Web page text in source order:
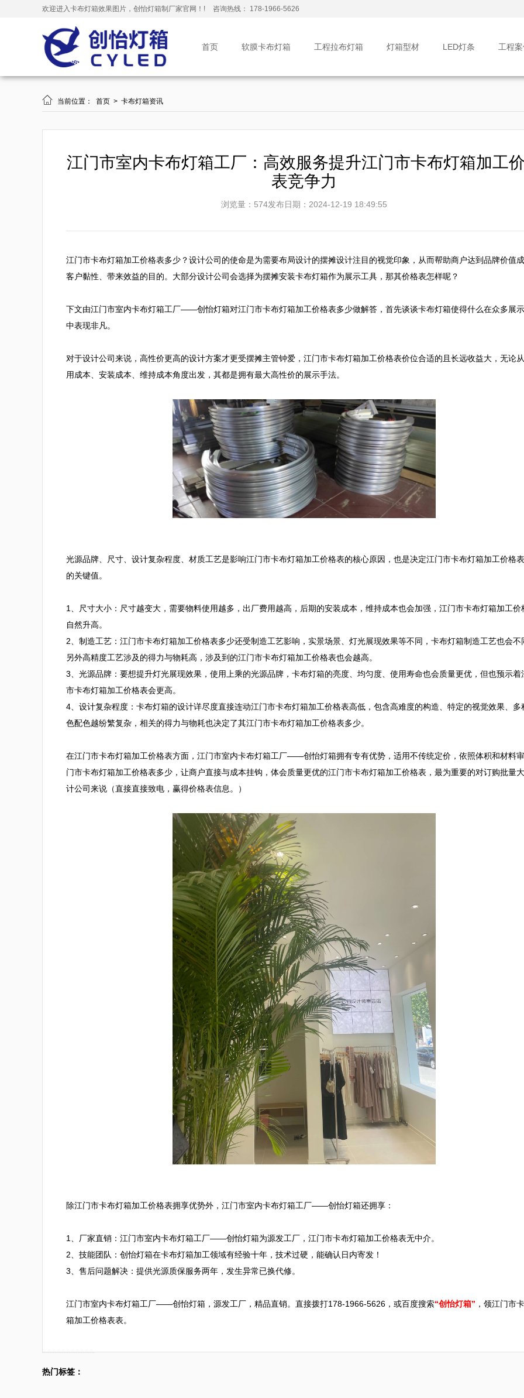
欢迎进入卡布灯箱效果图片，创怡灯箱制厂家官网！! 咨询热线： 178-1966-5626
首页 软膜卡布灯箱 工程拉布灯箱 灯箱型材 LED灯条 工程
 当前位置： 首页 > 卡布灯箱资讯
江门市室内卡布灯箱工厂：高效服务提升江门市卡布灯箱加工
表竞争力
浏览量：574发布日期：2024-12-19 18:49:55
江门市卡布灯箱加工价格表多少？设计公司的使命是为需要布局设计的摆摊设计注目的视觉印象，从而帮助商户达到品牌价值
客户黏性、带来效益的目的。大部分设计公司会选择为摆摊安装卡布灯箱作为展示工具，那其价格表怎样呢？
下文由江门市室内卡布灯箱工厂——创怡灯箱对江门市卡布灯箱加工价格表多少做解答，首先谈谈卡布灯箱使得什么在众多展
中表现非凡。
对于设计公司来说，高性价更高的设计方案才更受摆摊主管钟爱，江门市卡布灯箱加工价格表价位合适的且长远收益大，无论
用成本、安装成本、维持成本角度出发，其都是拥有最大高性价的展示手法。
光源品牌、尺寸、设计复杂程度、材质工艺是影响江门市卡布灯箱加工价格表的核心原因，也是决定江门市卡布灯箱加工价格
的关键值。
1、尺寸大小：尺寸越变大，需要物料使用越多，出厂费用越高，后期的安装成本，维持成本也会加强，江门市卡布灯箱加工价
自然升高。
2、制造工艺：江门市卡布灯箱加工价格表多少还受制造工艺影响，实景场景、灯光展现效果等不同，卡布灯箱制造工艺也会不
另外高精度工艺涉及的得力与物耗高，涉及到的江门市卡布灯箱加工价格表也会越高。
3、光源品牌：要想提升灯光展现效果，使用上乘的光源品牌，卡布灯箱的亮度、均匀度、使用寿命也会质量更优，但也预示着
市卡布灯箱加工价格表会更高。
4、设计复杂程度：卡布灯箱的设计详尽度直接连动江门市卡布灯箱加工价格表高低，包含高难度的构造、特定的视觉效果、多
色配色越纷繁复杂，相关的得力与物耗也决定了其江门市卡布灯箱加工价格表多少。
在江门市卡布灯箱加工价格表方面，江门市室内卡布灯箱工厂——创怡灯箱拥有专有优势，适用不传统定价，依照体积和材料
门市卡布灯箱加工价格表多少，让商户直接与成本挂钩，体会质量更优的江门市卡布灯箱加工价格表，最为重要的对订购批量
计公司来说（直接直接致电，赢得价格表信息。）
除江门市卡布灯箱加工价格表拥享优势外，江门市室内卡布灯箱工厂——创怡灯箱还拥享：
1、厂家直销：江门市室内卡布灯箱工厂——创怡灯箱为源发工厂，江门市卡布灯箱加工价格表无中介。
2、技能团队：创怡灯箱在卡布灯箱加工领域有经验十年，技术过硬，能确认日内寄发！
3、售后问题解决：提供光源质保服务两年，发生异常已换代修。
江门市室内卡布灯箱工厂——创怡灯箱，源发工厂，精品直销。直接拨打178-1966-5626，或百度搜索“创怡灯箱” ，领江门市
箱加工价格表表。
热门标签：